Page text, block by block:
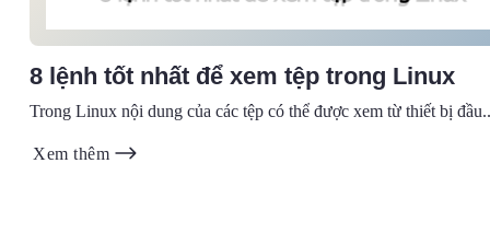
8 lệnh tốt nhất để xem tệp trong Linux
Trong Linux nội dung của các tệp có thể được xem từ thiết bị
Xem thêm